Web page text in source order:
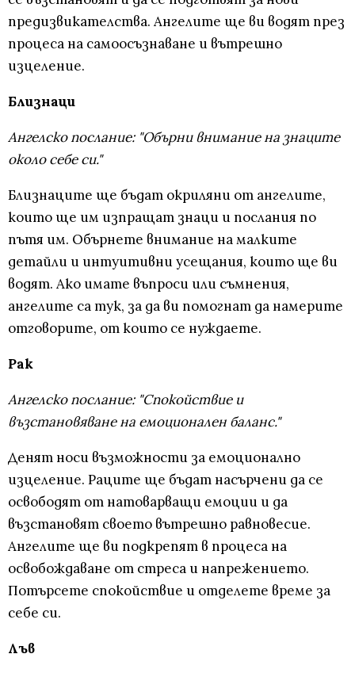
предизвикателства. Ангелите ще ви водят през
процеса на самоосъзнаване и вътрешно
изцеление.
Близнаци
Ангелско послание: "Обърни внимание на знаците
около себе си."
Близнаците ще бъдат окриляни от ангелите,
които ще им изпращат знаци и послания по
пътя им. Обърнете внимание на малките
детайли и интуитивни усещания, които ще ви
водят. Ако имате въпроси или съмнения,
ангелите са тук, за да ви помогнат да намерите
отговорите, от които се нуждаете.
Рак
Ангелско послание: "Спокойствие и
възстановяване на емоционален баланс."
Денят носи възможности за емоционално
изцеление. Раците ще бъдат насърчени да се
освободят от натоварващи емоции и да
възстановят своето вътрешно равновесие.
Ангелите ще ви подкрепят в процеса на
освобождаване от стреса и напрежението.
Потърсете спокойствие и отделете време за
себе си.
Лъв